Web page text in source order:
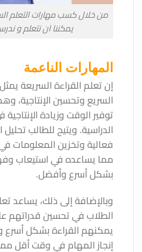
من خلال كسب مهارات التعلم
يمكننا ان نتعلم و
المهارات الناعمة
إن تعلم القراءة السريعة
السريع وتحسين الإنتاجية،
توفير الوقت وزيادة
الدراسية. ويتيح للطالب
فعالية وتخزين المعلومات
مما يساعده في استيعاب
بشكل أسرع وأفضل.
وبالإضافة إلى ذلك، يساعد
الطلاب في تحسين قدراتهم
يمكنهم القراءة بشكل أسرع
إنجاز المهام في وقت أقل